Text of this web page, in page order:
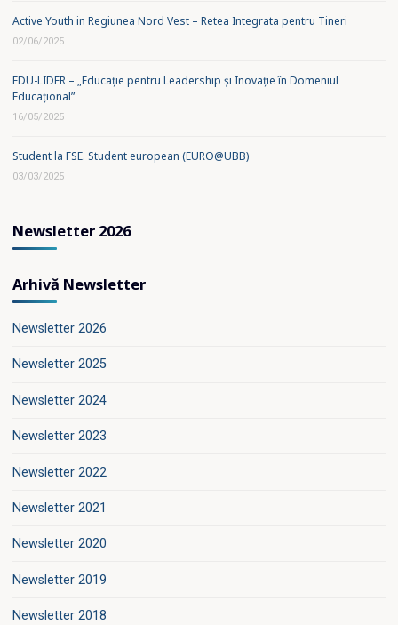
Active Youth in Regiunea Nord Vest – Retea Integrata pentru Tineri
02/06/2025
EDU-LIDER – „Educație pentru Leadership și Inovație în Domeniul
Educațional”
16/05/2025
Student la FSE. Student european (EURO@UBB)
03/03/2025
Newsletter 2026
Arhivă Newsletter
Newsletter 2026
Newsletter 2025
Newsletter 2024
Newsletter 2023
Newsletter 2022
Newsletter 2021
Newsletter 2020
Newsletter 2019
Newsletter 2018